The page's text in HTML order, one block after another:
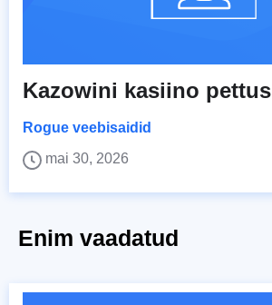
Kazowini kasiino pettus
Rogue veebisaidid
mai 30, 2026
Enim vaadatud